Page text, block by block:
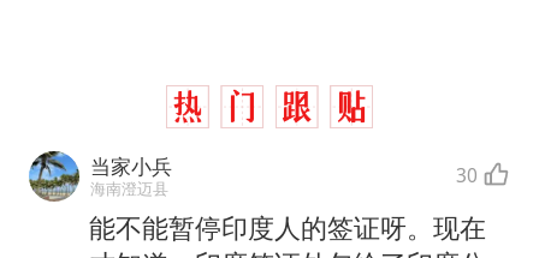
当家小兵
海南澄迈县 30
能不能暂停印度人的签证呀。现在